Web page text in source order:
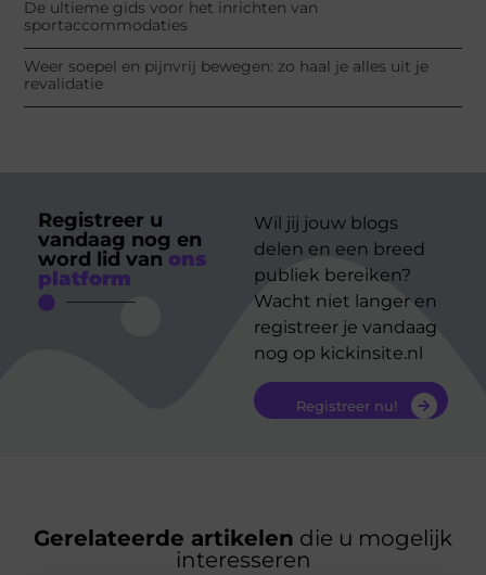
De ultieme gids voor het inrichten van
sportaccommodaties
Weer soepel en pijnvrij bewegen: zo haal je alles uit je
revalidatie
Registreer u
vandaag nog en
word lid van ons
platform
Wil jij jouw blogs
delen en een breed
publiek bereiken?
Wacht niet langer en
registreer je vandaag
nog op kickinsite.nl
Registreer nu!
Gerelateerde artikelen die u mogelijk
interesseren